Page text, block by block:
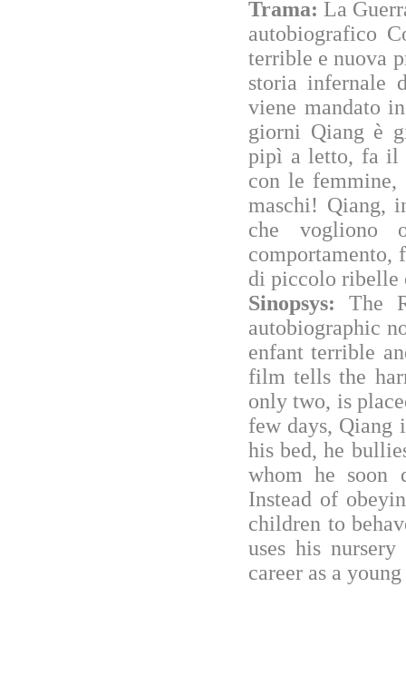
Trama:La
autobiografico
terrible e nuova
storia infernale
viene mandato
giorni Qiang è
pipì a letto, fa il
con le femmine,
maschi! Qiang,
che vogliono
comportamento,
di piccolo ribelle
Sinopsys: The
autobiographic
enfant terrible
film tells the
only two, is
few days, Qiang
his bed, he
whom he soon
Instead of
children to
uses his
career as a